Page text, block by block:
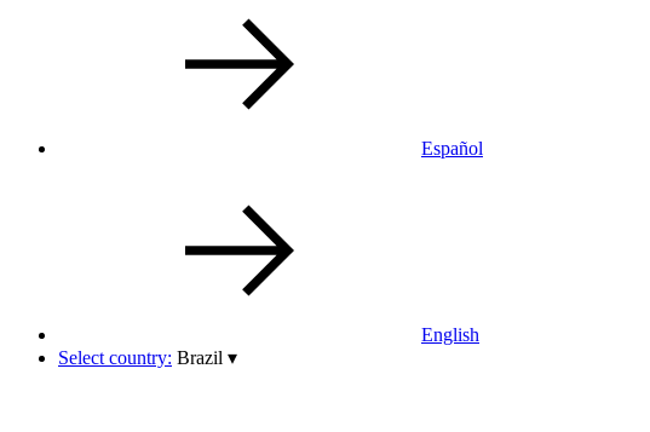
Español
English
Select country: Brazil ▾